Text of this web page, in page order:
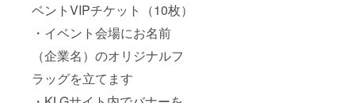
ベントVIPチケット（10枚）
・イベント会場にお名前
（企業名）のオリジナルフ
ラッグを立てます